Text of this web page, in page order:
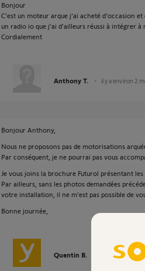
Bonjour
C’est un moteur arque j’ai acheté d’occasion
un radio io que j’ai d’ailleurs réussi à intégrer à
Cordialement
Anthony T. il y a environ 2
Bonjour Anthony,
Nous ne proposons pas de motorisations
Par conséquent, je ne pourrai pas vous
Je vous joins la brochure Futurol présentant
Par ailleurs, sans les photos demandées
votre installation, il ne m’est pas possible de
Bonne journée,
Quentin B. il y a environ 2